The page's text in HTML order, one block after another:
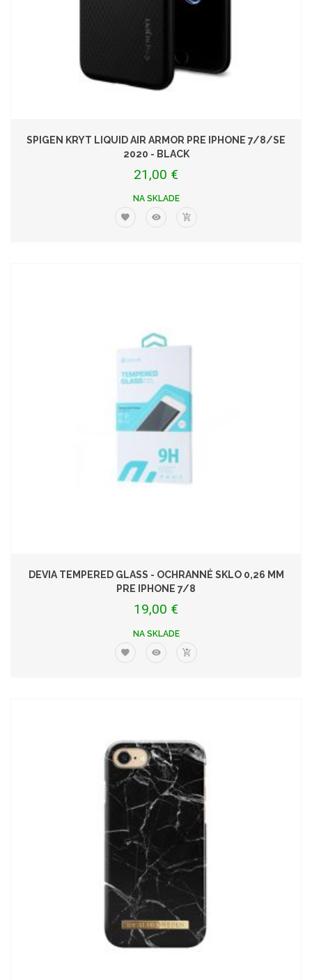
SPIGEN KRYT LIQUID AIR ARMOR PRE IPHONE 7/8/SE
2020 - BLACK
21,00 €
NA SKLADE
DEVIA TEMPERED GLASS - OCHRANNÉ SKLO 0,26 MM
PRE IPHONE 7/8
19,00 €
NA SKLADE